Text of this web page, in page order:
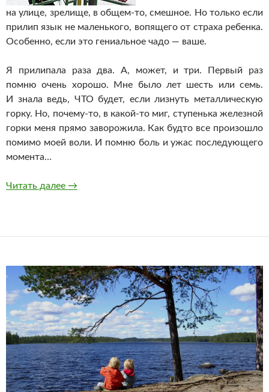
на улице, зрелище, в общем-то, смешное. Но только если
прилип язык не маленького, вопящего от страха ребенка.
Особенно, если это гениальное чадо — ваше.
Я прилипала раза два. А, может, и три. Первый раз
помню очень хорошо. Мне было лет шесть или семь.
И знала ведь, ЧТО будет, если лизнуть металлическую
горку. Но, почему-то, в какой-то миг, ступенька железной
горки меня прямо заворожила. Как будто все произошло
помимо моей воли. И помню боль и ужас последующего
момента…
Читать далее Железный морок
→